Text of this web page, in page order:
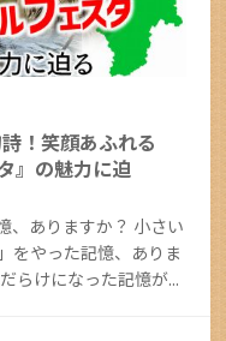
！笑顔あふれる
』の魅力に迫
、ありますか？ 小さい
をやった記憶、ありま
らけになった記憶が...